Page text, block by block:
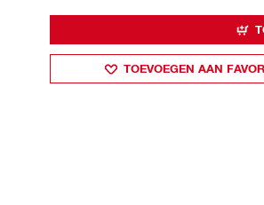
TOEVOEGEN AAN